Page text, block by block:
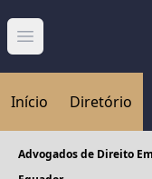
Abrir menú
Início Diretório
Advogados de Direito